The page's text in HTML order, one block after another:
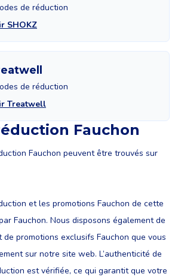
de réduction
SHOKZ
de réduction
Treatwell
Fauchon
Fauchon peuvent être trouvés sur
et les promotions Fauchon de cette
Fauchon. Nous disposons également de
promotions exclusifs Fauchon que vous
sur notre site web. L’authenticité de
est vérifiée, ce qui garantit que votre